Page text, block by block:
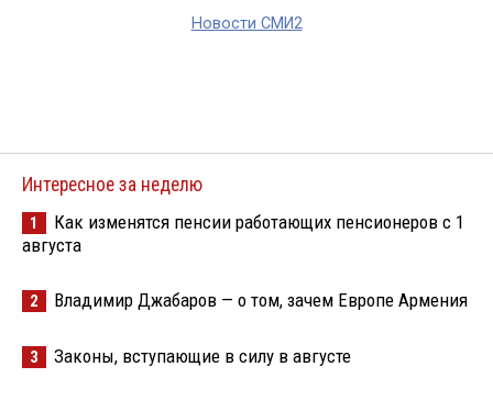
Новости СМИ2
Интересное за неделю
1
Как изменятся пенсии работающих пенсионеров с 1
августа
2 Владимир Джабаров — о том, зачем Европе Армения
3 Законы, вступающие в силу в августе